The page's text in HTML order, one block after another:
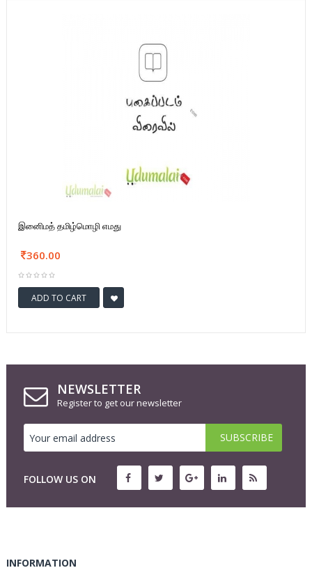
இனிைமத் தமிழ்மொழி எமது
360.00
ADD TO CART
NEWSLETTER
Register to get our newsletter
FOLLOW US ON
INFORMATION